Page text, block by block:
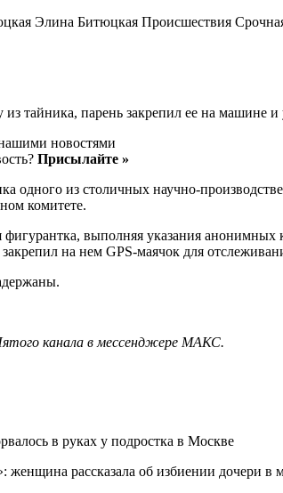
Элина Битюцкая Происшествия
из тайника, парень закрепил ее на машине и
новостями
Присылайте »
одного из столичных научно-
комитете.
выполняя указания анонимных
на нем GPS-маячок для
канала в мессенджере МАКС.
в руках у подростка в Москве
женщина рассказала об избиении дочери